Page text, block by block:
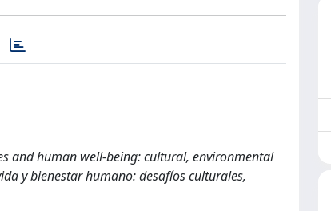
and human well-being: cultural, environmental
y bienestar humano: desafíos culturales,